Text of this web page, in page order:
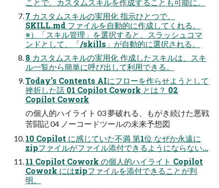
ことで、カスタムスキルを作成することも可能に。
7 カスタムスキルの実用化 指示ひとつで、
SKILL.md ファイルを自動的に作成してくれる。
※）「スキル管理」を選択すると、スラッシュコマ
ンドとして、「/skills」が自動的に選択される。
8 カスタムスキルの実用化 作成したスキルは、スキ
ル一覧から簡単に呼び出して利用できる。
Today’s Contents AIにフローを作らせようとして
挫折した話 01 Copilot Cowork とは？ 02
Copilot Cowork
の個人的ハイライト 03 夢破れる、もがき続けた悪戦
苦闘記 04 ノーコードツールの未来予想図
10 Copilot に感じていた不満 第1位 なぜか永遠に
zipファイルがファイル添付できるようにならない...
11 Copilot Cowork の個人的ハイライト Copilot
Cowork にはzipファイルを添付できることが判
明。